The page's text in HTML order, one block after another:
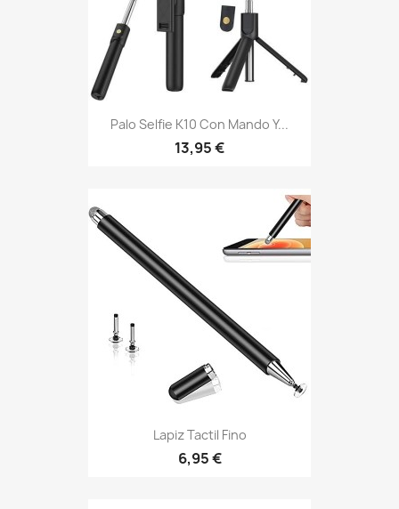
Palo Selfie K10 Con Mando Y...
13,95 €
Lapiz Tactil Fino
6,95 €